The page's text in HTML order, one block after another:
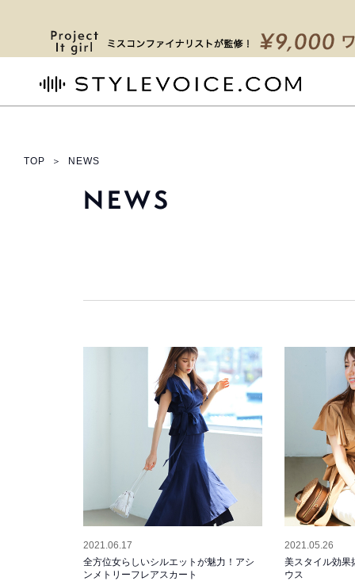
TOP ＞ NEWS
NEWS
2021.06.17
全方位女らしいシルエットが魅力！アシ
ンメトリーフレアスカート
2021.05.26
美スタイル効果
ウス